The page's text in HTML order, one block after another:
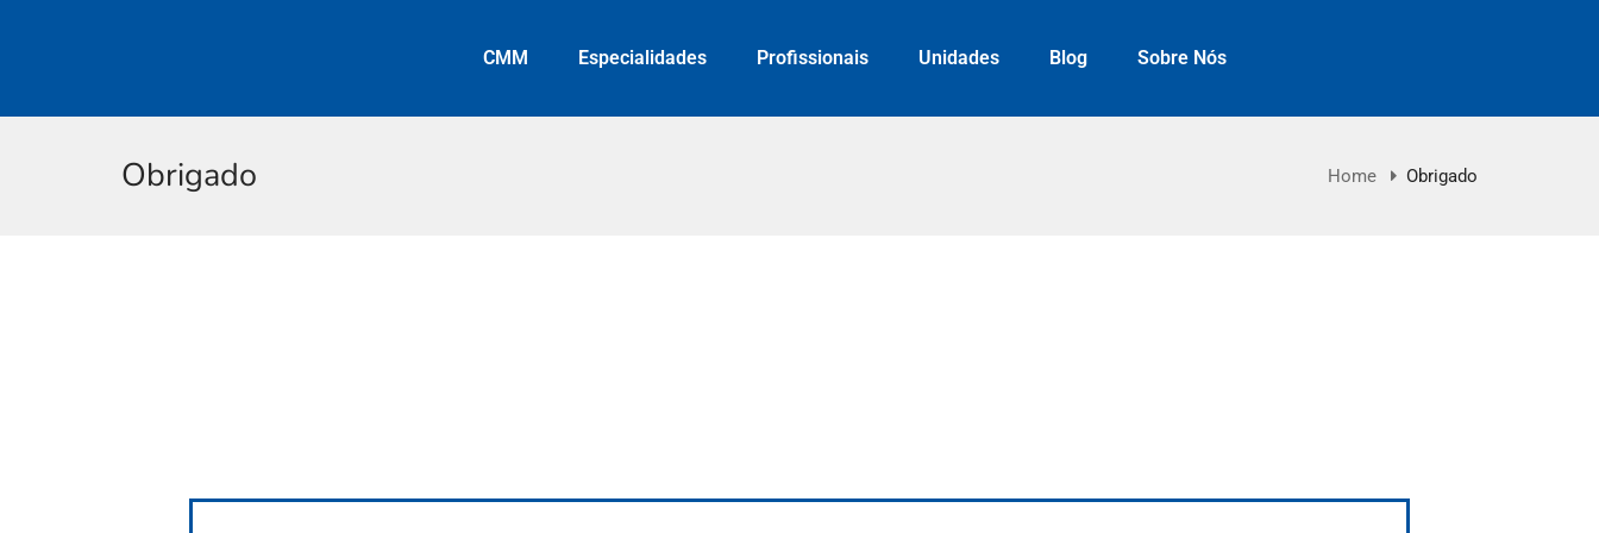
CMM Especialidades Profissionais Unidades Blog Sobre Nós
Obrigado Home Obrigado